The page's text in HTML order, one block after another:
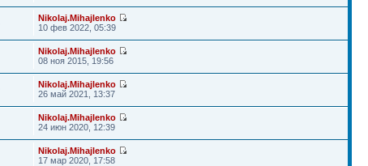
Nikolaj.Mihajlenko
10 фев 2022, 05:39
Nikolaj.Mihajlenko
08 ноя 2015, 19:56
Nikolaj.Mihajlenko
26 май 2021, 13:37
Nikolaj.Mihajlenko
24 июн 2020, 12:39
Nikolaj.Mihajlenko
17 мар 2020, 17:58